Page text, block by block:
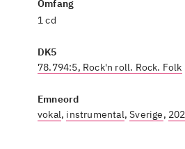
Omfang
1 cd
DK5
78.794:5, Rock'n roll. Rock. Folk
Emneord
vokal, instrumental,Sverige,